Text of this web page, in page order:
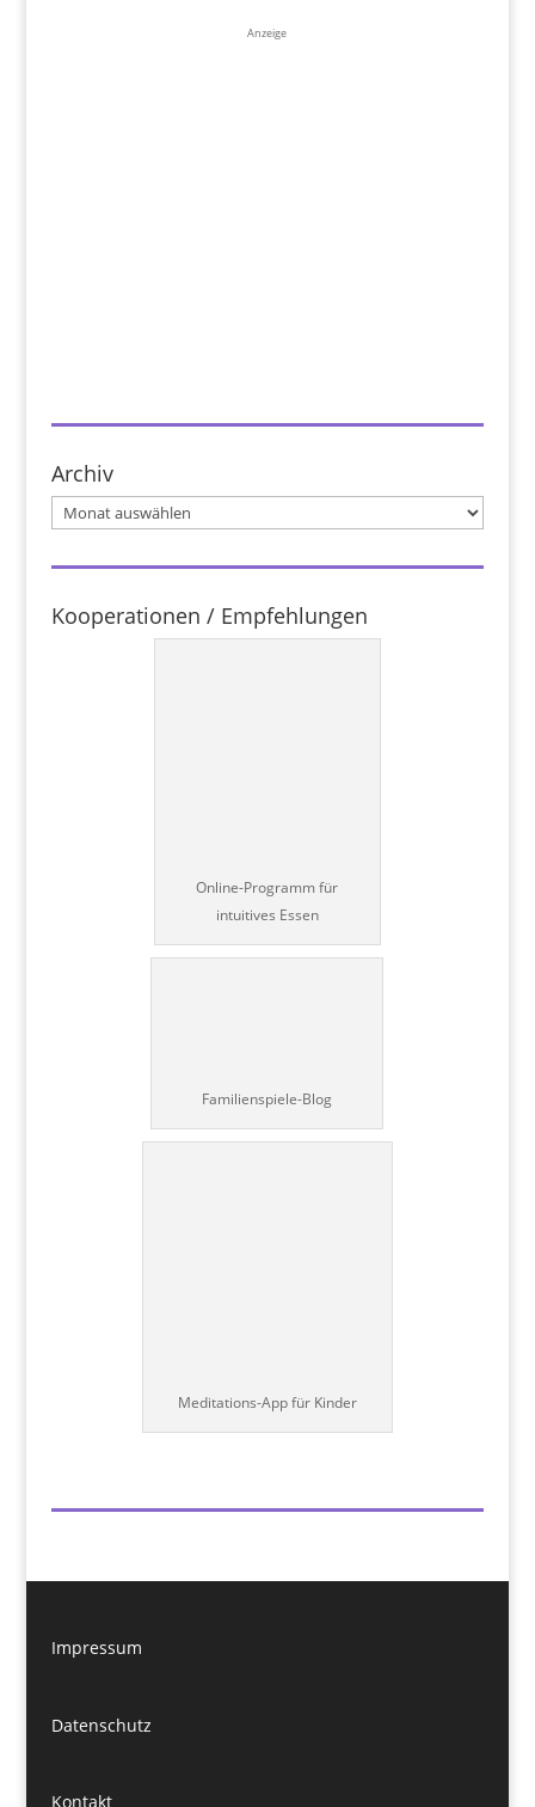
Anzeige
Archiv
Archiv
Kooperationen / Empfehlungen
Online-Programm für
intuitives Essen
Familienspiele-Blog
Meditations-App für Kinder
Impressum
Datenschutz
Kontakt